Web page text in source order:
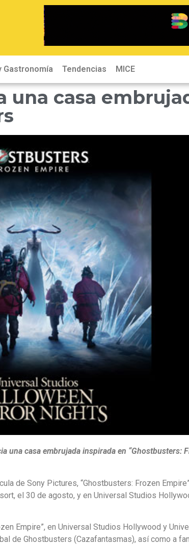
Gastronomía Tendencias MICE
una casa
una casa embrujada inspirada en “Ghostbusters:
de Sony Pictures, “Ghostbusters: Frozen
el 30 de agosto, y en Universal Studios
Empire”, en Universal Studios Hollywood y
de Ghostbusters (Cazafantasmas), así como a